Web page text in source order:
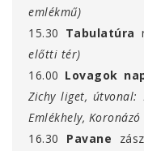
emlékmű)
15.30 Tabulatúra
előtti tér)
16.00 Lovagok
Zichy liget, útvonal:
Emlékhely,
16.30
Pavane